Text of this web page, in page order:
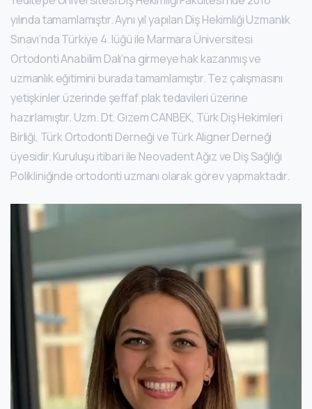
yılında tamamlamıştır. Aynı yıl yapılan Diş Hekimliği Uzmanlık
Sınavı’nda Türkiye 4. lüğü ile Marmara Üniversitesi
Ortodonti Anabilim Dalı’na girmeye hak kazanmış ve
uzmanlık eğitimini burada tamamlamıştır. Tez çalışmasını
yetişkinler üzerinde şeffaf plak tedavileri üzerine
hazırlamıştır. Uzm. Dt. Gizem CANBEK, Türk Diş Hekimleri
Birliği, Türk Ortodonti Derneği ve Türk Aligner Derneği
üyesidir. Kuruluşu itibari ile Neovadent Ağız ve Diş Sağlığı
Polikliniğinde ortodonti uzmanı olarak görev yapmaktadır.